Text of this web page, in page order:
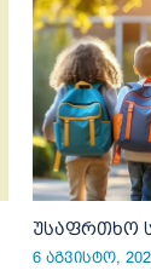
უსაფრთხო
6 აგვისტო,